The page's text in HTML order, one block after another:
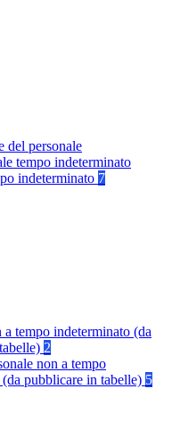
del personale
tempo indeterminato
indeterminato 7
a tempo indeterminato (da
2
non a tempo
pubblicare in tabelle) 5